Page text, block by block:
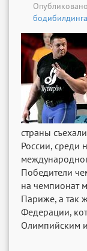
бодибилдинга
страны
России, среди
Победители
на чемпионат
Париже, а так
Федерации,
Олимпийским